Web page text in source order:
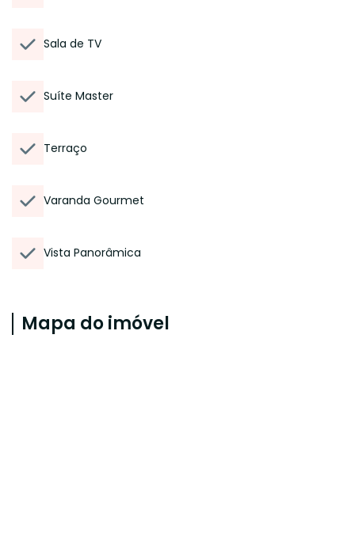
Sala de TV
Suíte Master
Terraço
Varanda Gourmet
Vista Panorâmica
Mapa do imóvel